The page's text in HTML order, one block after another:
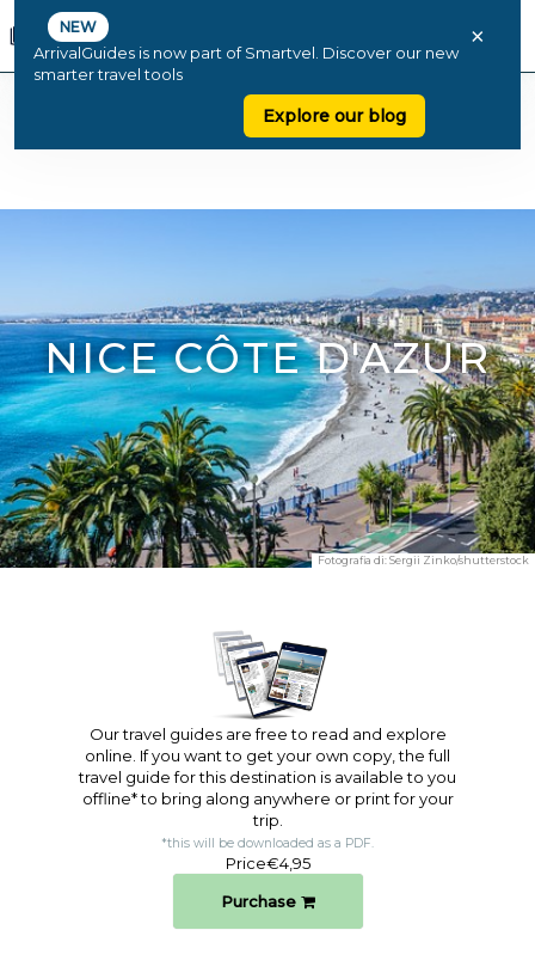
NEW
ArrivalGuides is now part of Smartvel. Discover our new
smarter travel tools
Explore our blog
×
NICE CÔTE D'AZUR
Fotografia di:Sergii Zinko/shutterstock
Our travel guides are free to read and explore
online. If you want to get your own copy, the full
travel guide for this destination is available to you
offline* to bring along anywhere or print for your
trip.​
*this will be downloaded as a PDF.
Price€4,95
Purchase